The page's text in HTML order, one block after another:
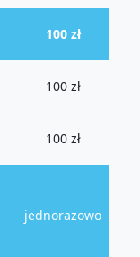
100 zł
100 zł
100 zł
jednorazowo